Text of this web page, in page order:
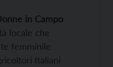
in Campo
locale che
femminile
Italiani